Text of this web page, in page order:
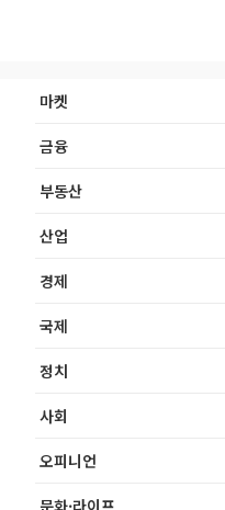
마켓
금융
부동산
산업
경제
국제
정치
사회
오피니언
문화·라이프